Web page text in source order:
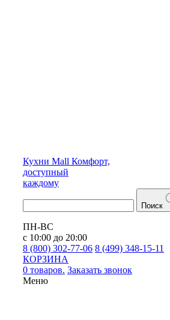
Кухни Mall Комфорт,
доступный
каждому
Поиск
ПН-ВС
с 10:00 до 20:00
8 (800) 302-77-06 8 (499) 348-15-11
КОРЗИНА
0 товаров. Заказать звонок
Меню